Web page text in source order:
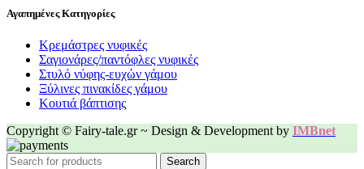
Αγαπημένες Κατηγορίες
Κρεμάστρες νυφικές
Σαγιονάρες/παντόφλες νυφικές
Στυλό νύφης-ευχών γάμου
Ξύλινες πινακίδες γάμου
Κουτιά βάπτισης
Copyright © Fairy-tale.gr ~ Design & Development by IMBnet
Search